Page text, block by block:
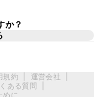
か？
規約 運営会社
ある質問
めに